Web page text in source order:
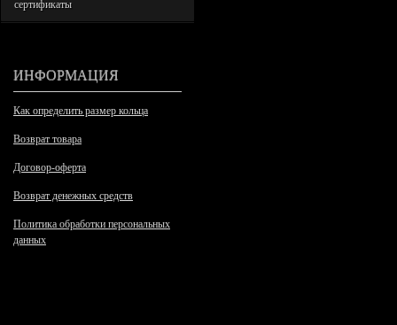
сертификаты
ИНФОРМАЦИЯ
Как определить размер кольца
Возврат товара
Договор-оферта
Возврат денежных средств
Политика обработки персональных
данных